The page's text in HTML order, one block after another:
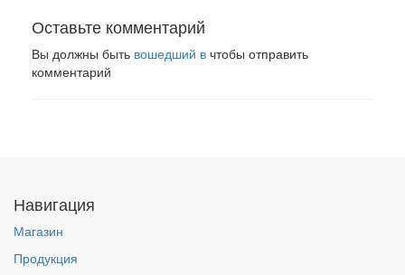
Оставьте комментарий
Вы должны быть вошедший в чтобы отправить
комментарий
Навигация
Магазин
Продукция